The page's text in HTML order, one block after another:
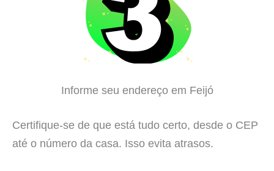
Informe seu endereço em Feijó
Certifique-se de que está tudo certo, desde o CEP
até o número da casa. Isso evita atrasos.